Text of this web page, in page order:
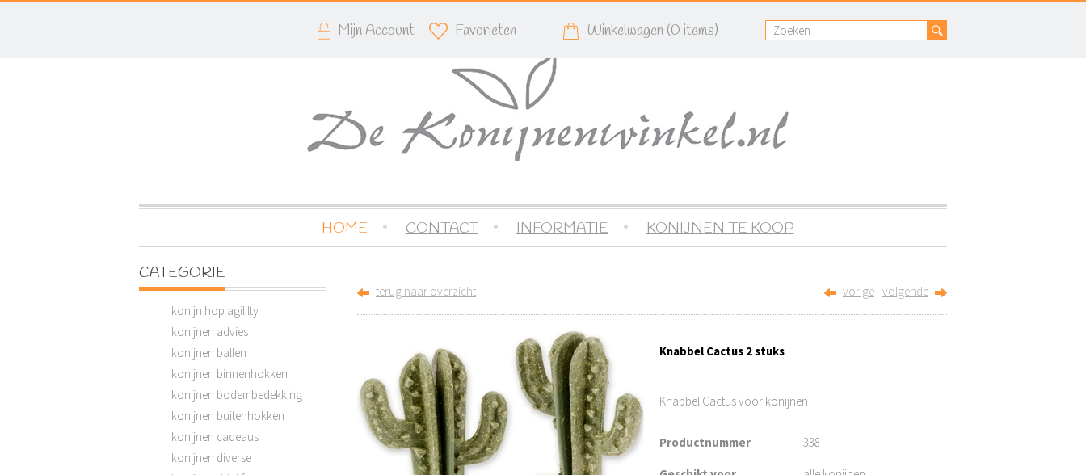
Mijn Account Favorieten Winkelwagen (0 items)
HOME CONTACT INFORMATIE KONIJNEN TE KOOP
CATEGORIE
konijn hop agililty
konijnen advies
konijnen ballen
konijnen binnenhokken
konijnen bodembedekking
konijnen buitenhokken
konijnen cadeaus
konijnen diverse
terug naar overzicht vorige volgende
Knabbel Cactus 2 stuks
Knabbel Cactus voor konijnen
Productnummer 338